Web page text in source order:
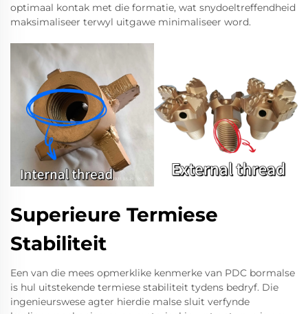
optimaal kontak met die formatie, wat snydoeltreffendheid
maksimaliseer terwyl uitgawe minimaliseer word.
Superieure Termiese
Stabiliteit
Een van die mees opmerklike kenmerke van PDC bormalse
is hul uitstekende termiese stabiliteit tydens bedryf. Die
ingenieurswese agter hierdie malse sluit verfynde